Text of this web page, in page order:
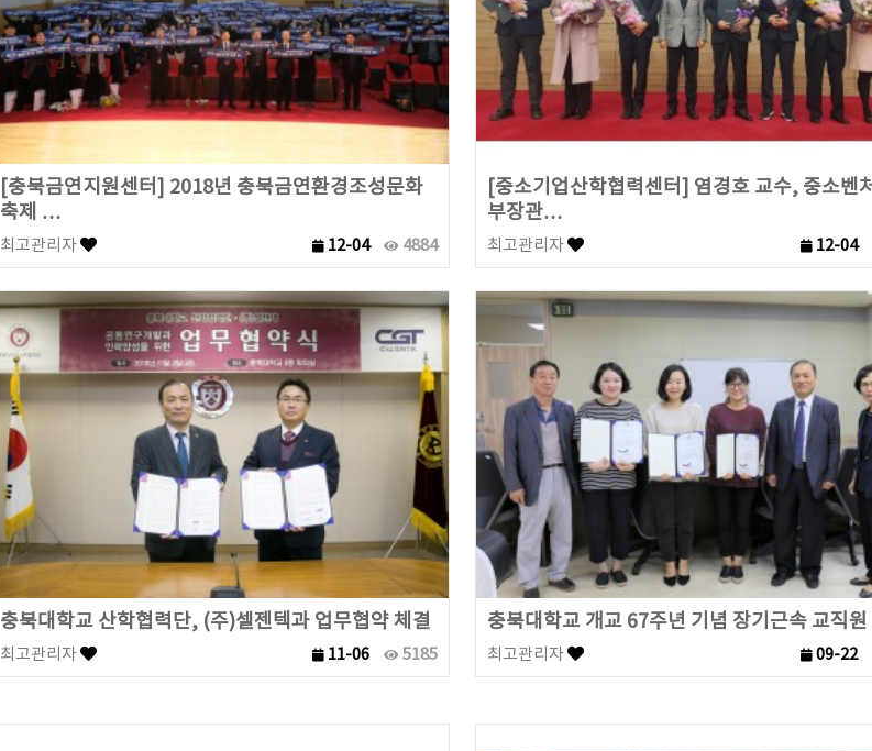
[충북금연지원센터] 2018년 충북금연환경조성문화
축제 …
최고관리자 12-04 4884
[중소기업산학협력센터] 염경호 교수, 중소벤
부장관…
최고관리자 12-04
충북대학교 산학협력단, (주)셀젠텍과 업무협약 체결
최고관리자 11-06 5185
충북대학교 개교 67주년 기념 장기근속 교직
최고관리자 09-22